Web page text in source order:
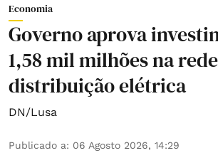
Economia
Governo aprova
1,58 mil milhões na
distribuição elétrica
DN/Lusa
Publicado a: 06 Agosto 2026, 14:29